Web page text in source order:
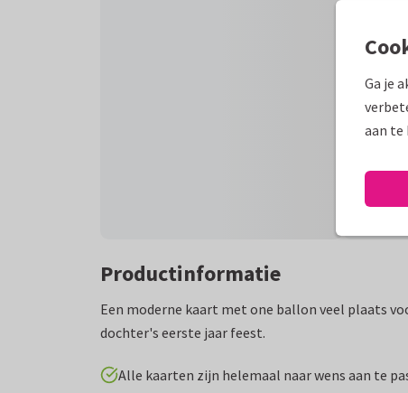
Productinformatie
Een moderne kaart met one ballon veel plaats
dochter's eerste jaar feest.
Alle kaarten zijn helemaal naar wens aan te
Ga je
aan te